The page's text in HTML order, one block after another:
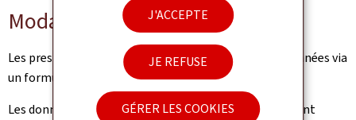
J'ACCEPTE
JE REFUSE
GÉRER LES COOKIES
Modalités de suivi
Les prestataires sont invités par l’AEC à fournir les données via
un formulaire avec accès sécurisé.
Les données sur les chutes sont recensées annuellement